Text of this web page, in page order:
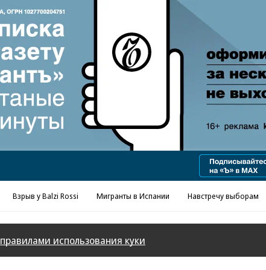
Взрыв у Balzi Rossi Мигранты в Испании Навстречу выборам
правилами использования куки